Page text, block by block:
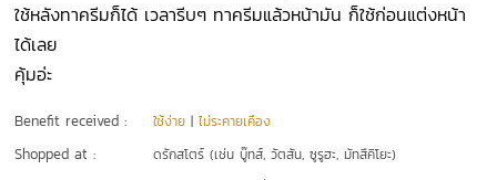
ใช้หลังทาครีมก็ได้ เวลารีบๆ ทาครีมแล้วหน้ามัน ก็ใช้ก่อนแต่งหน้า
ได้เลย
คุ้มอ่ะ
Benefit received : ใช้ง่าย |ไม่ระคายเคือง
Shopped at : ดรักสโตร์ (เช่น บู๊ทส์, วัตสัน, ซูรูฮะ, มัทสึคิโยะ)